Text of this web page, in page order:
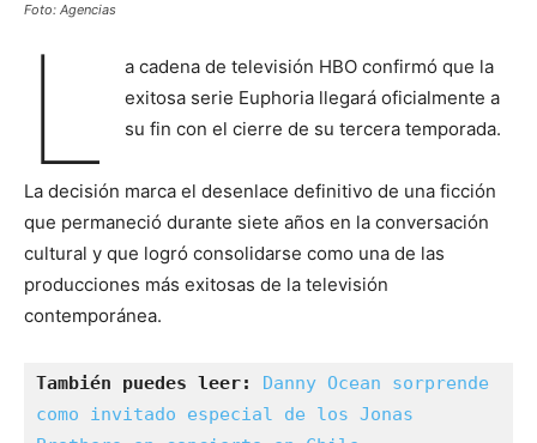
Foto: Agencias
L
a cadena de televisión HBO confirmó que la
exitosa serie Euphoria llegará oficialmente a
su fin con el cierre de su tercera temporada.
La decisión marca el desenlace definitivo de una ficción
que permaneció durante siete años en la conversación
cultural y que logró consolidarse como una de las
producciones más exitosas de la televisión
contemporánea.
También puedes leer:
Danny Ocean sorprende
como invitado especial de los Jonas